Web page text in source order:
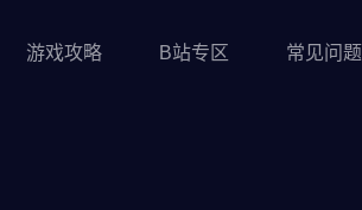
游戏攻略 B站专区 常见问题